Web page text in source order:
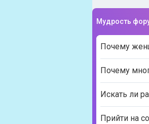
Мудрость
Почему
Почему
Искать ли
Прийти на